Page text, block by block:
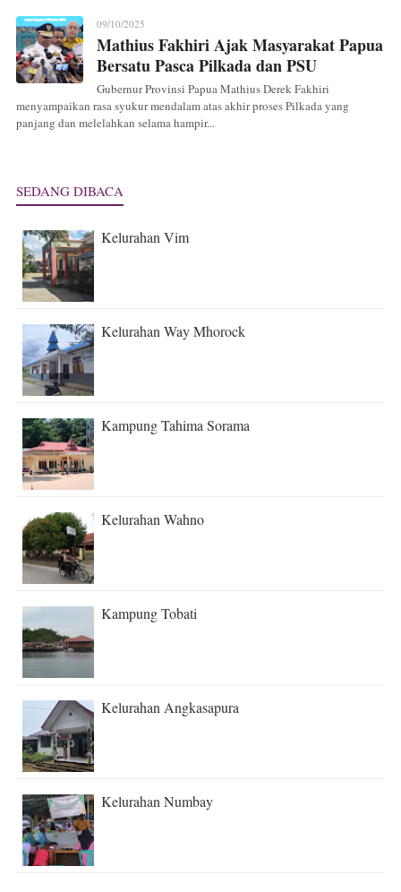
09/10/2025
Mathius Fakhiri Ajak Masyarakat Papua
Bersatu Pasca Pilkada dan PSU
Gubernur Provinsi Papua Mathius Derek Fakhiri
menyampaikan rasa syukur mendalam atas akhir proses Pilkada yang
panjang dan melelahkan selama hampir...
SEDANG DIBACA
Kelurahan Vim
Kelurahan Way Mhorock
Kampung Tahima Sorama
Kelurahan Wahno
Kampung Tobati
Kelurahan Angkasapura
Kelurahan Numbay